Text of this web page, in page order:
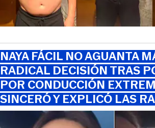
NAYA FÁCIL NO AGUANTA
RADICAL DECISIÓN TRAS
POR CONDUCCIÓN
SINCERÓ Y EXPLICÓ LAS